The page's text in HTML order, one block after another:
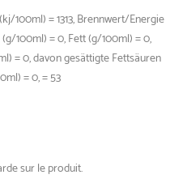
100ml) = 1313, Brennwert/Energie
100ml) = 0, Fett (g/100ml) = 0,
= 0, davon gesättigte Fettsäuren
= 0, = 53
sur le produit.